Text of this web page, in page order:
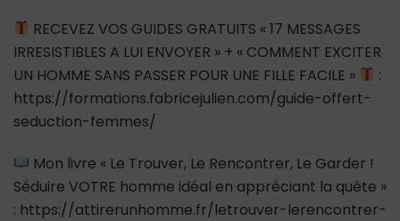
RECEVEZ VOS GUIDES GRATUITS « 17 MESSAGES
IRRESISTIBLES A LUI ENVOYER » + « COMMENT EXCITER
UN HOMME SANS PASSER POUR UNE FILLE FACILE »
:
https://formations.fabricejulien.com/guide-offert-
seduction-femmes/
Mon livre « Le Trouver, Le Rencontrer, Le Garder !
Séduire VOTRE homme idéal en appréciant la quête »
: https://attirerunhomme.fr/letrouver-lerencontrer-